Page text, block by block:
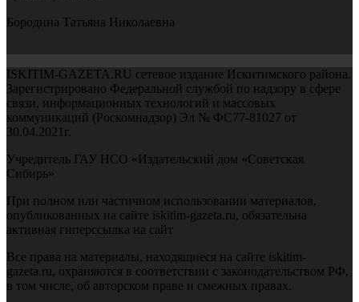
Бородина Татьяна Николаевна
ISKITIM-GAZETA.RU сетевое издание Искитимского района.
Зарегистрировано Федеральной службой по надзору в сфере
связи, информационных технологий и массовых
коммуникаций (Роскомнадзор) Эл № ФС77-81027 от
30.04.2021г.
Учредитель ГАУ НСО «Издательский дом «Советская
Сибирь»
При полном или частичном использовании материалов,
опубликованных на сайте iskitim-gazeta.ru, обязательна
активная гиперссылка на сайт
Все права на материалы, находящиеся на сайте iskitim-
gazeta.ru, охраняются в соответствии с законодательством РФ,
в том числе, об авторском праве и смежных правах.